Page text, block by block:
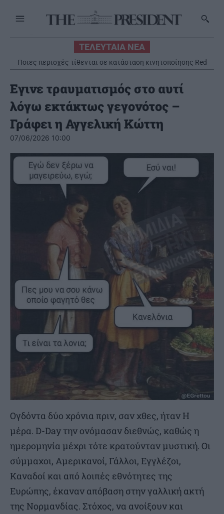
ΤΕΛΕΥΤΑΙΑ ΝΕΑ
Ποιες περιοχές τίθενται σε κατάσταση κινητοποίησης Red
Code – Τι προβλέπει ο Χάρτης
Εγινε τραυματισμός στο αυτί
λόγω εκτάκτως γεγονότος –
Γράφει η Αγγελική Κώττη
07/06/2026 10:00
Ογδόντα δύο χρόνια πριν, σαν χθες, ήταν Η
μέρα. D-Day την ονόμασαν διεθνώς, καθώς η
ημερομηνία μέχρι τότε κρατούνταν μυστική. Οι
σύμμαχοι, Αμερικανοί, Γάλλοι, Εγγλέζοι,
Καναδοί και από λοιπές εθνότητες της
Ευρώπης, έκαναν απόβαση στην γαλλική ακτή
της Νορμανδίας. Στόχος, να ανοίξουν και